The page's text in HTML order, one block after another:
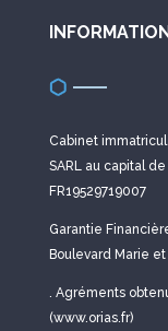
Cabinet
SARL au capital de
FR19529719007
Garantie
Boulevard Marie et
. Agréments
(www.orias.fr)